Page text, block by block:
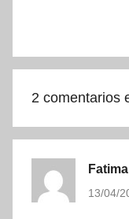
2 comentarios
13/04/